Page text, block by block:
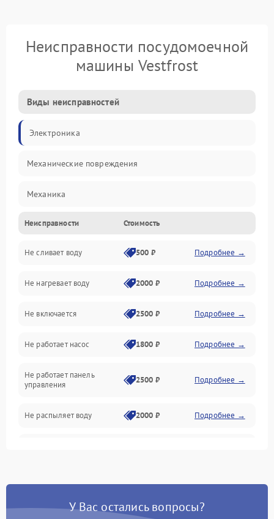
Неисправности посудомоечной
машины Vestfrost
Виды неисправностей
Электроника
Механические повреждения
Механика
Управление
Электропитание
Датчики
Нагрев
Вода
Гигиена
Программное обеспечение
Неисправности Стоимость
Не сливает воду 500 ₽ Подробнее →
Не нагревает воду 2000 ₽ Подробнее →
Не включается 2500 ₽ Подробнее →
Не работает насос 1800 ₽ Подробнее →
Не работает панель
управления
2500 ₽ Подробнее →
Не распыляет воду 2000 ₽ Подробнее →
Проблемы с набором
У Вас остались вопросы?